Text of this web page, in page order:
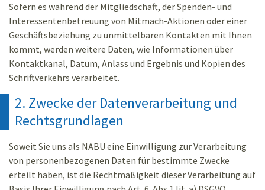
Sofern es während der Mitgliedschaft, der Spenden- und
Interessentenbetreuung von Mitmach-Aktionen oder einer
Geschäftsbeziehung zu unmittelbaren Kontakten mit Ihnen
kommt, werden weitere Daten, wie Informationen über
Kontaktkanal, Datum, Anlass und Ergebnis und Kopien des
Schriftverkehrs verarbeitet.
2. Zwecke der Datenverarbeitung und
Rechtsgrundlagen
Soweit Sie uns als NABU eine Einwilligung zur Verarbeitung
von personenbezogenen Daten für bestimmte Zwecke
erteilt haben, ist die Rechtmäßigkeit dieser Verarbeitung auf